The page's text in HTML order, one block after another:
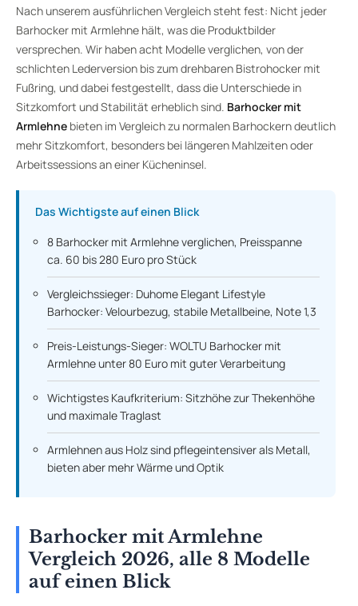
Nach unserem ausführlichen Vergleich steht fest: Nicht jeder
Barhocker mit Armlehne hält, was die Produktbilder
versprechen. Wir haben acht Modelle verglichen, von der
schlichten Lederversion bis zum drehbaren Bistrohocker mit
Fußring, und dabei festgestellt, dass die Unterschiede in
Sitzkomfort und Stabilität erheblich sind. Barhocker mit
Armlehne bieten im Vergleich zu normalen Barhockern deutlich
mehr Sitzkomfort, besonders bei längeren Mahlzeiten oder
Arbeitssessions an einer Kücheninsel.
Das Wichtigste auf einen Blick
8 Barhocker mit Armlehne verglichen, Preisspanne
ca. 60 bis 280 Euro pro Stück
Vergleichssieger: Duhome Elegant Lifestyle
Barhocker: Velourbezug, stabile Metallbeine, Note 1,3
Preis-Leistungs-Sieger: WOLTU Barhocker mit
Armlehne unter 80 Euro mit guter Verarbeitung
Wichtigstes Kaufkriterium: Sitzhöhe zur Thekenhöhe
und maximale Traglast
Armlehnen aus Holz sind pflegeintensiver als Metall,
bieten aber mehr Wärme und Optik
Barhocker mit Armlehne
Vergleich 2026, alle 8 Modelle
auf einen Blick